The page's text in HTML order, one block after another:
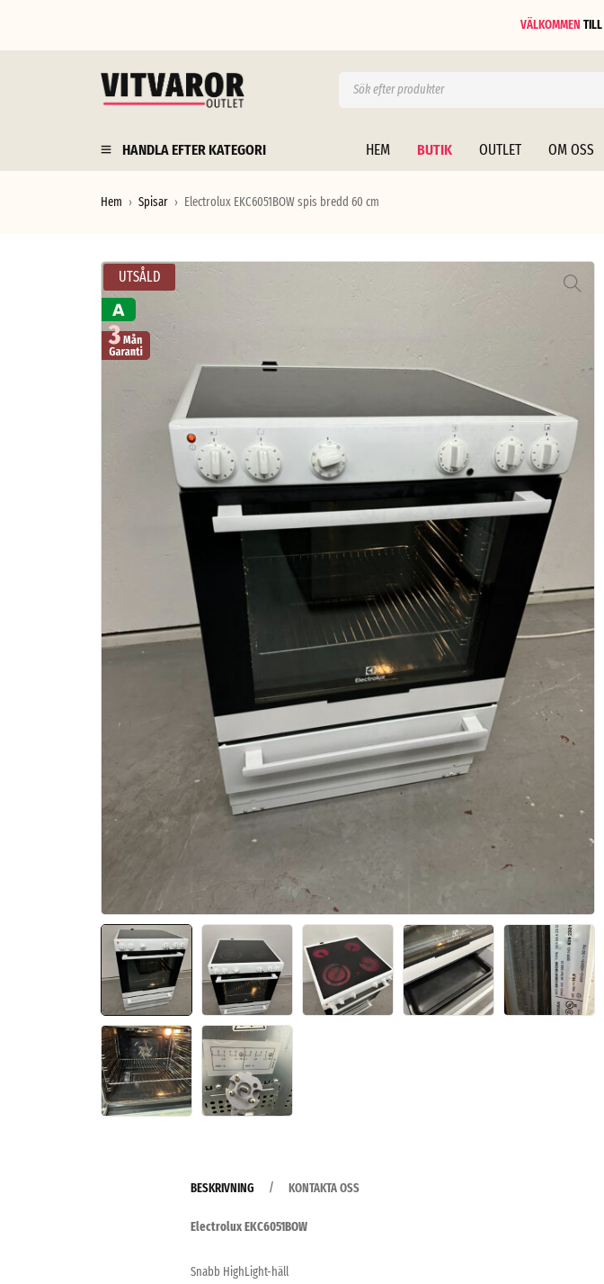
VÄLKOMMEN TILL
HANDLA EFTER KATEGORI HEM BUTIK OUTLET OM OSS
Hem › Spisar › Electrolux EKC6051BOW spis bredd 60 cm
UTSÅLD
BESKRIVNING KONTAKTA OSS
Electrolux EKC6051BOW
Snabb HighLight-häll